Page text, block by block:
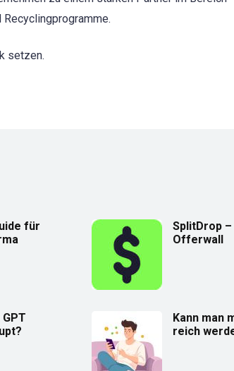
setzen.
für
SplitDrop –
Offerwall
Kann man
reich